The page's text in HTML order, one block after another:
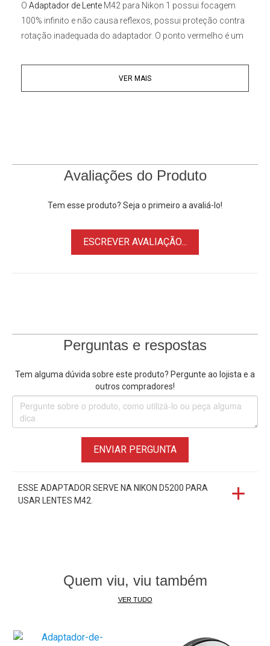
O Adaptador de Lente M42 para Nikon 1 possui focagem
100% infinito e não causa reflexos, possui proteção contra
rotação inadequada do adaptador. O ponto vermelho é um
acoplado ao corpo. Graças a esta instalação é tão fácil
como com as lentes do sistema e temos a garantia de que
adaptador e podemos começar a fotografar. A nitidez pode
ser definida manualmente dependendo da câmera.
• Ótimo desempenho
• Simples, fácil e rápido de montar
Zeiss , Pentax , Praktica , Mamiya, Zenit, entre outras.
J3, Nikon 1 J4, Nikon 1 J5, Nikon 1 J6, Nikon 1 S1, Nikon 1
S2, Nikon 1 V1, Nikon 1 V2, Nikon 1 V3, Nikon 1 V5, Nikon 1
AW1, Nikon 1 AW2
Entre outras Câmeras Mirrorless Nikon com Montagem
VER MAIS
Avaliações do Produto
Tem esse produto? Seja o primeiro a avaliá-lo!
ESCREVER AVALIAÇÃO...
Perguntas e respostas
Tem alguma dúvida sobre este produto? Pergunte ao lojista e a
outros compradores!
ENVIAR PERGUNTA
ESSE ADAPTADOR SERVE NA NIKON D5200 PARA
USAR LENTES M42.
Quem viu, viu também
VER TUDO